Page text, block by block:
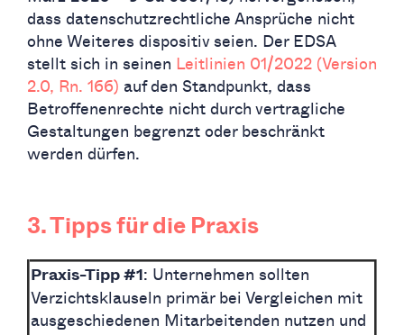
dass datenschutzrechtliche Ansprüche nicht
ohne Weiteres dispositiv seien. Der EDSA
stellt sich in seinen Leitlinien 01/2022 (Version
2.0, Rn. 166) auf den Standpunkt, dass
Betroffenenrechte nicht durch vertragliche
Gestaltungen begrenzt oder beschränkt
werden dürfen.
3. Tipps für die Praxis
Praxis-Tipp #1: Unternehmen sollten
Verzichtsklauseln primär bei Vergleichen mit
ausgeschiedenen Mitarbeitenden nutzen und